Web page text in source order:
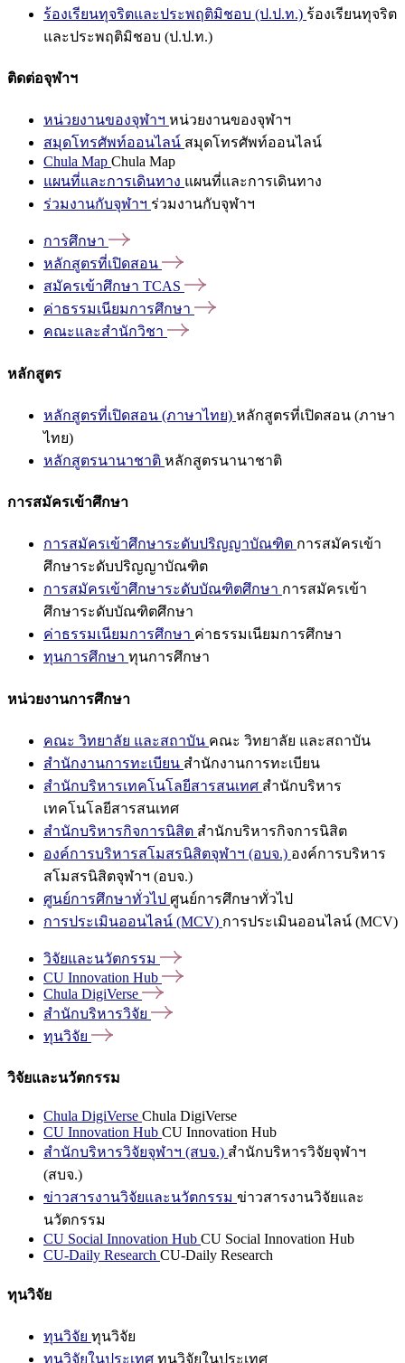
ร้องเรียนทุจริตและประพฤติมิชอบ (ป.ป.ท.) ร้องเรียนทุจริต
และประพฤติมิชอบ (ป.ป.ท.)
ติดต่อจุฬาฯ
หน่วยงานของจุฬาฯ หน่วยงานของจุฬาฯ
สมุดโทรศัพท์ออนไลน์ สมุดโทรศัพท์ออนไลน์
Chula Map Chula Map
แผนที่และการเดินทาง แผนที่และการเดินทาง
ร่วมงานกับจุฬาฯ ร่วมงานกับจุฬาฯ
การศึกษา
หลักสูตรที่เปิดสอน
สมัครเข้าศึกษา TCAS
ค่าธรรมเนียมการศึกษา
คณะและสำนักวิชา
หลักสูตร
หลักสูตรที่เปิดสอน (ภาษาไทย) หลักสูตรที่เปิดสอน (ภาษา
ไทย)
หลักสูตรนานาชาติ หลักสูตรนานาชาติ
การสมัครเข้าศึกษา
การสมัครเข้าศึกษาระดับปริญญาบัณฑิต การสมัครเข้า
ศึกษาระดับปริญญาบัณฑิต
การสมัครเข้าศึกษาระดับบัณฑิตศึกษา การสมัครเข้า
ศึกษาระดับบัณฑิตศึกษา
ค่าธรรมเนียมการศึกษา ค่าธรรมเนียมการศึกษา
ทุนการศึกษา ทุนการศึกษา
หน่วยงานการศึกษา
คณะ วิทยาลัย และสถาบัน คณะ วิทยาลัย และสถาบัน
สำนักงานการทะเบียน สำนักงานการทะเบียน
สำนักบริหารเทคโนโลยีสารสนเทศ สำนักบริหาร
เทคโนโลยีสารสนเทศ
สำนักบริหารกิจการนิสิต สำนักบริหารกิจการนิสิต
องค์การบริหารสโมสรนิสิตจุฬาฯ (อบจ.) องค์การบริหาร
สโมสรนิสิตจุฬาฯ (อบจ.)
ศูนย์การศึกษาทั่วไป ศูนย์การศึกษาทั่วไป
การประเมินออนไลน์ (MCV) การประเมินออนไลน์ (MCV)
วิจัยและนวัตกรรม
CU Innovation Hub
Chula DigiVerse
สำนักบริหารวิจัย
ทุนวิจัย
วิจัยและนวัตกรรม
Chula DigiVerse Chula DigiVerse
CU Innovation Hub CU Innovation Hub
สำนักบริหารวิจัยจุฬาฯ (สบจ.) สำนักบริหารวิจัยจุฬาฯ
(สบจ.)
ข่าวสารงานวิจัยและนวัตกรรม ข่าวสารงานวิจัยและ
นวัตกรรม
CU Social Innovation Hub CU Social Innovation Hub
CU-Daily Research CU-Daily Research
ทุนวิจัย
ทุนวิจัย ทุนวิจัย
ทุนวิจัยในประเทศ ทุนวิจัยในประเทศ